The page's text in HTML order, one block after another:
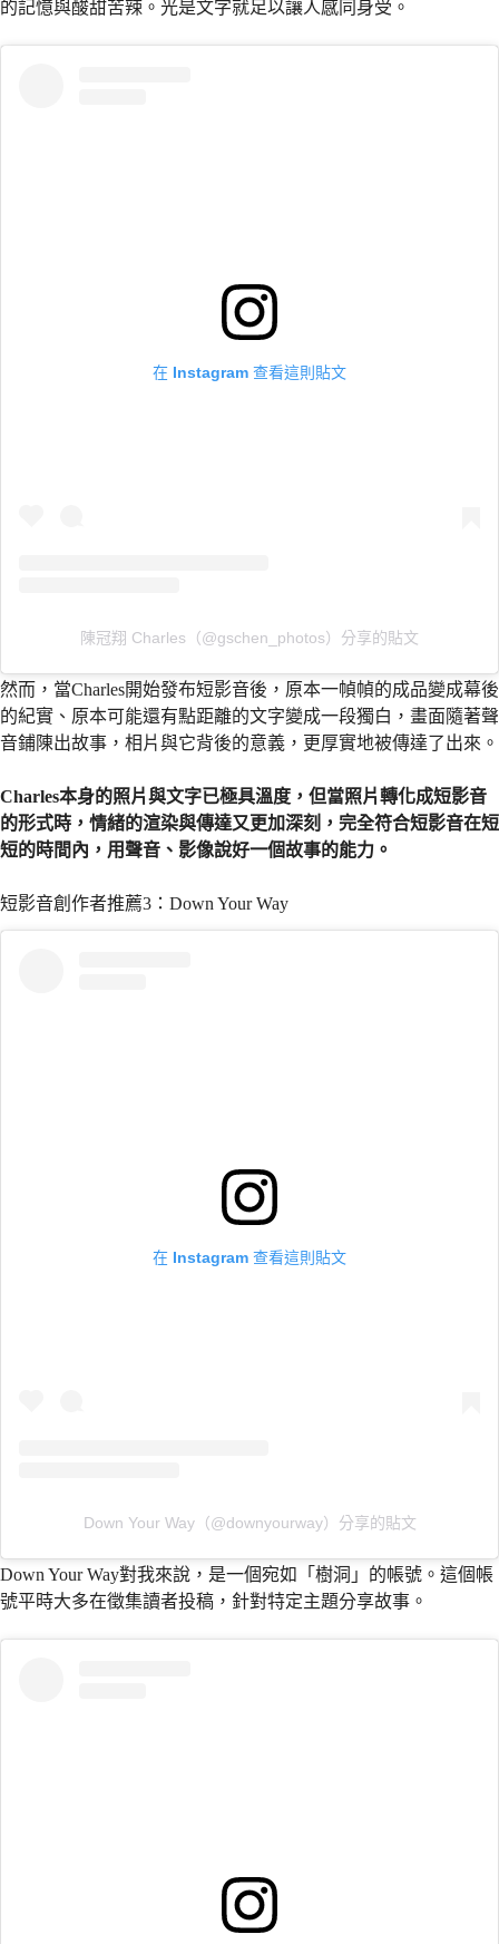
的記憶與酸甜苦辣。光是文字就足以讓人感同身受。
在 Instagram 查看這則貼文
陳冠翔 Charles（@gschen_photos）分享的貼文
然而，當Charles開始發布短影音後，原本一幀幀的成品變成幕後
的紀實、原本可能還有點距離的文字變成一段獨白，畫面隨著聲
音鋪陳出故事，相片與它背後的意義，更厚實地被傳達了出來。
Charles本身的照片與文字已極具溫度，但當照片轉化成短影音
的形式時，情緒的渲染與傳達又更加深刻，完全符合短影音在短
短的時間內，用聲音、影像說好一個故事的能力。
短影音創作者推薦3：Down Your Way
在 Instagram 查看這則貼文
Down Your Way（@downyourway）分享的貼文
Down Your Way對我來說，是一個宛如「樹洞」的帳號。這個帳
號平時大多在徵集讀者投稿，針對特定主題分享故事。